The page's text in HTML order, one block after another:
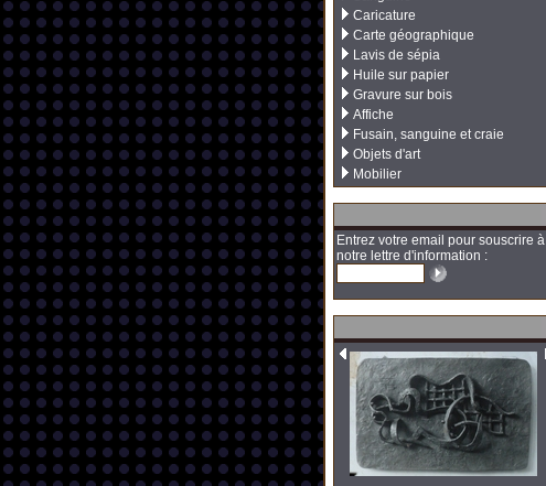
Caricature
Carte géographique
Lavis de sépia
Huile sur papier
Gravure sur bois
Affiche
Fusain, sanguine et craie
Objets d'art
Mobilier
Entrez votre email pour souscrire à
notre lettre d'information :